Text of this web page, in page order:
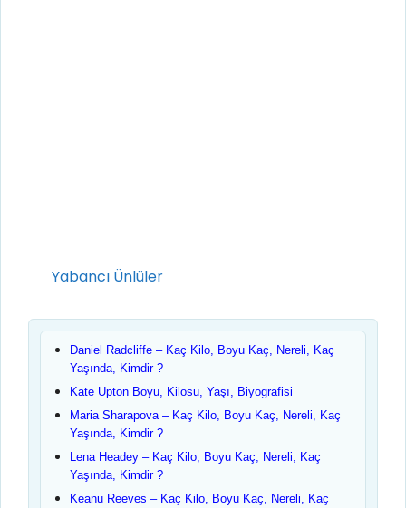
Kategoriler
Yabancı Ünlüler
Daniel Radcliffe – Kaç Kilo, Boyu Kaç, Nereli, Kaç
Yaşında, Kimdir ?
Kate Upton Boyu, Kilosu, Yaşı, Biyografisi
Maria Sharapova – Kaç Kilo, Boyu Kaç, Nereli, Kaç
Yaşında, Kimdir ?
Lena Headey – Kaç Kilo, Boyu Kaç, Nereli, Kaç
Yaşında, Kimdir ?
Keanu Reeves – Kaç Kilo, Boyu Kaç, Nereli, Kaç